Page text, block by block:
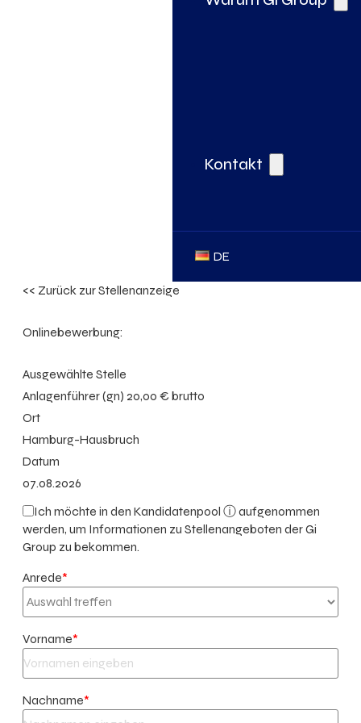
Kontakt
DE
<< Zurück zur Stellenanzeige
Onlinebewerbung:
Ausgewählte Stelle
Anlagenführer (gn) 20,00 € brutto
Ort
Hamburg-Hausbruch
Datum
07.08.2026
Ich möchte in denKandidatenpool ⓘaufgenommen
werden, um Informationen zu Stellenangeboten der Gi
Group zu bekommen.
Anrede*
Vorname*
Nachname*